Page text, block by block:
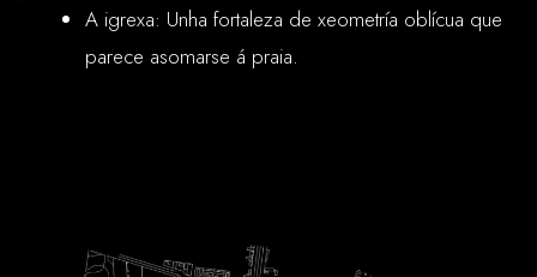
A igrexa: Unha fortaleza de xeometría oblícua que
parece asomarse á praia.